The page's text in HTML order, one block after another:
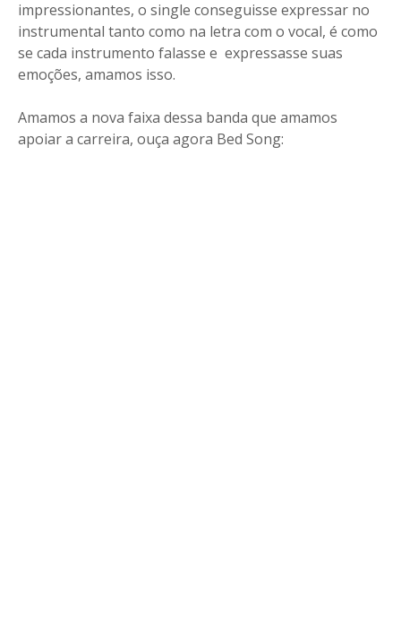
impressionantes, o single conseguisse expressar no
instrumental tanto como na letra com o vocal, é como
se cada instrumento falasse e expressasse suas
emoções, amamos isso.
Amamos a nova faixa dessa banda que amamos
apoiar a carreira, ouça agora Bed Song: